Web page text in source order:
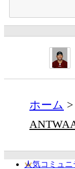
ホーム
人気コミュニ